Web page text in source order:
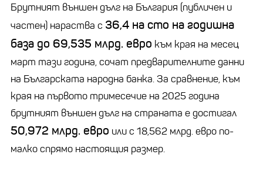
Брутният външен дълг на България (публичен и
частен) нараства с 36,4 на сто на годишна
база до 69,535 млрд. евро към края на месец
март тази година, сочат предварителните данни
на Българската народна банка. За сравнение, към
края на първото тримесечие на 2025 година
брутният външен дълг на страната е достигал
50,972 млрд. евро или с 18,562 млрд. евро по-
малко спрямо настоящия размер.